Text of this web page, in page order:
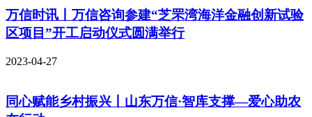
万信时讯丨万信咨询参建“芝罘湾海洋金融创新试验
区项目”开工启动仪式圆满举行
2023-04-27
同心赋能乡村振兴丨山东万信·智库支撑—爱心助农